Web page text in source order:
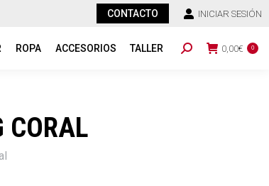
CONTACTO INICIAR SESIÓN
ROPA ACCESORIOS TALLER Buscar: 0,00€ 0
CORAL